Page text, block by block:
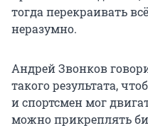
тогда перекраивать
неразумно.
Андрей Звонков
такого результата,
и спортсмен мог
можно прикреплять